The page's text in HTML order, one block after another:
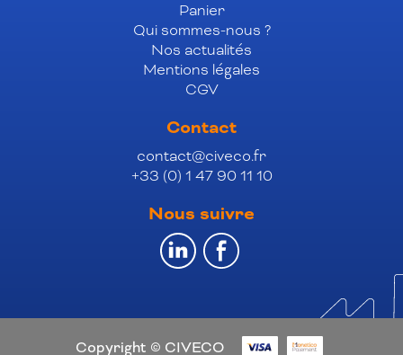
Panier
Qui sommes-nous ?
Nos actualités
Mentions légales
CGV
Contact
contact@civeco.fr
+33 (0) 1 47 90 11 10
Nous suivre
Copyright © CIVECO